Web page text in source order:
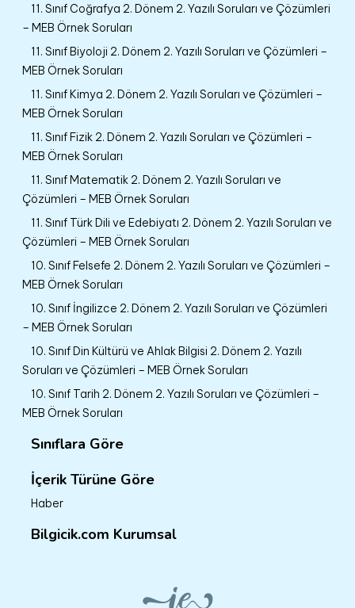
11. Sınıf Coğrafya 2. Dönem 2. Yazılı Soruları ve Çözümleri
– MEB Örnek Soruları
11. Sınıf Biyoloji 2. Dönem 2. Yazılı Soruları ve Çözümleri –
MEB Örnek Soruları
11. Sınıf Kimya 2. Dönem 2. Yazılı Soruları ve Çözümleri –
MEB Örnek Soruları
11. Sınıf Fizik 2. Dönem 2. Yazılı Soruları ve Çözümleri –
MEB Örnek Soruları
11. Sınıf Matematik 2. Dönem 2. Yazılı Soruları ve
Çözümleri – MEB Örnek Soruları
11. Sınıf Türk Dili ve Edebiyatı 2. Dönem 2. Yazılı Soruları ve
Çözümleri – MEB Örnek Soruları
10. Sınıf Felsefe 2. Dönem 2. Yazılı Soruları ve Çözümleri –
MEB Örnek Soruları
10. Sınıf İngilizce 2. Dönem 2. Yazılı Soruları ve Çözümleri
– MEB Örnek Soruları
10. Sınıf Din Kültürü ve Ahlak Bilgisi 2. Dönem 2. Yazılı
Soruları ve Çözümleri – MEB Örnek Soruları
10. Sınıf Tarih 2. Dönem 2. Yazılı Soruları ve Çözümleri –
MEB Örnek Soruları
Sınıflara Göre
İçerik Türüne Göre
Haber
Bilgicik.com Kurumsal